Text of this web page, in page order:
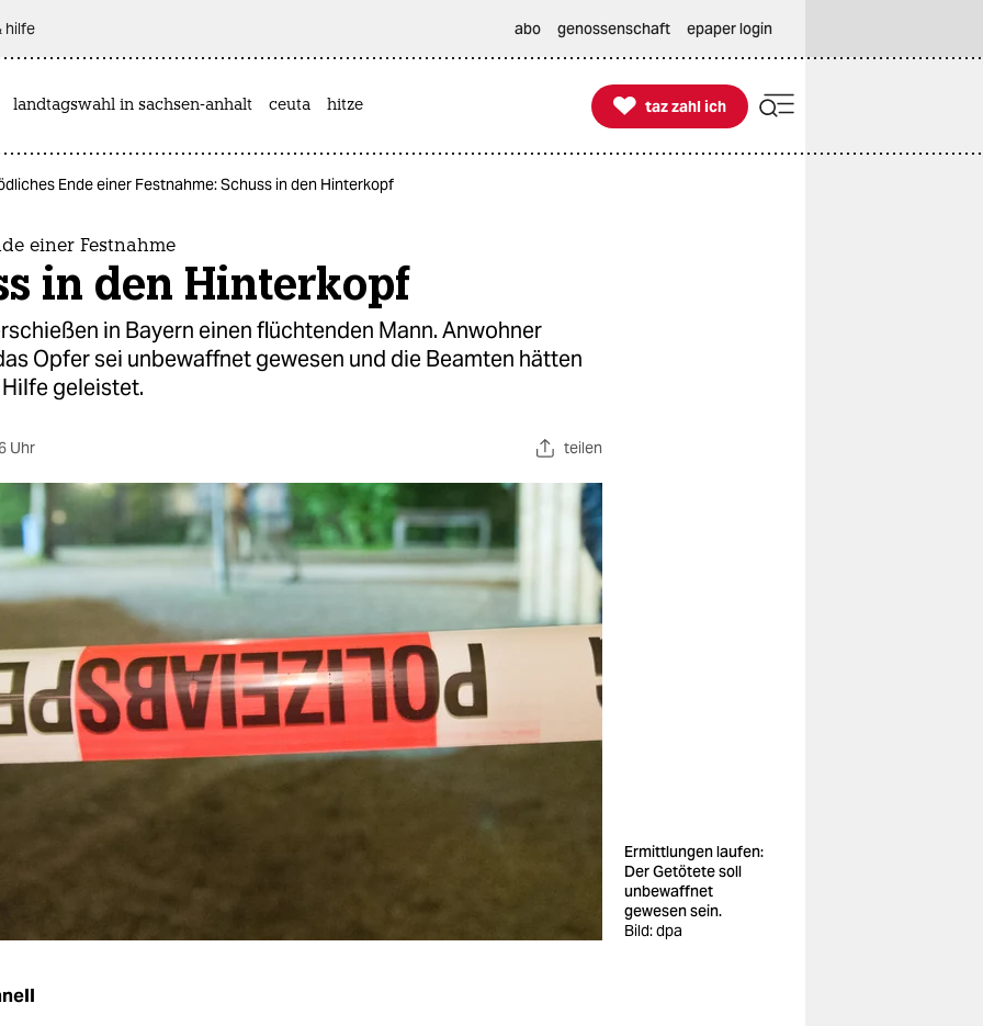
hilfe abo genossenschaft epaper login
landtagswahl in sachsen-anhalt ceuta hitze 
taz zahl ich
taz zahl ich
Ende einer Festnahme: Schuss in den Hinterkopf
einer Festnahme
in den Hinterkopf
in Bayern einen flüchtenden Mann. Anwohner
Opfer sei unbewaffnet gewesen und die Beamten hätten
geleistet.
Uhr teilen
Ermittlungen laufen:
Der Getötete soll
unbewaffnet
gewesen sein.
Bild: dpa